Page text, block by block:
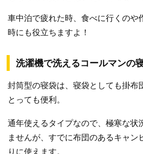
車中泊で疲れた時、食べに行くのや
時にも役立ちますよ！
洗濯機で洗えるコールマンの
封筒型の寝袋は、寝袋としても掛布
とっても便利。
通年使えるタイプなので、極寒な状
ませんが、すでに布団のあるキャン
りに使えます。